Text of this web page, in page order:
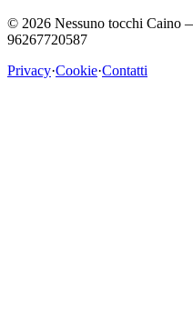
© 2026 Nessuno tocchi Caino
96267720587
Privacy·Cookie·Contatti